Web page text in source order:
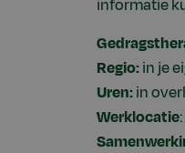
informatie
Regio:in je
Uren:in
Werklocatie